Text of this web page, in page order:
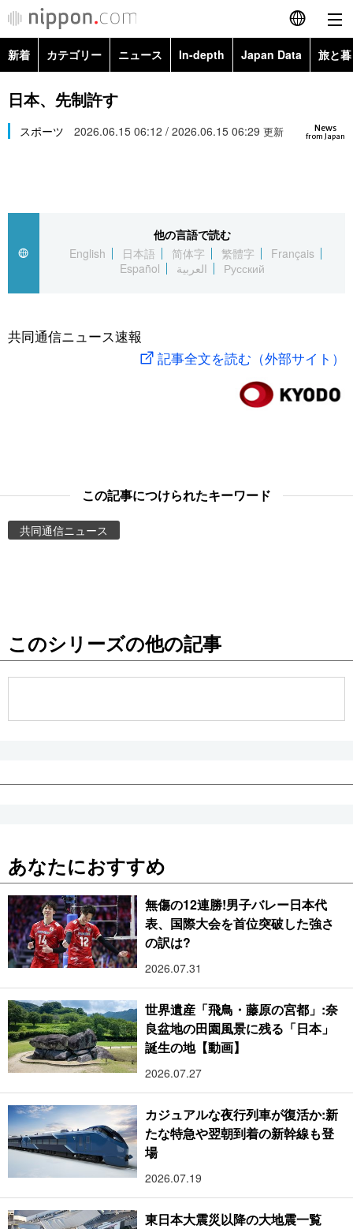
English
繁體字
العربية
社会
旅と暮らし
東京
新着 カテゴリー ニュース In-depth Japan Data 旅と
政治・外交
経済・ビジネス
社会
文化
科学・技術
暮らし
Images
お知らせ
日本、先制許す
News
from Japan
スポーツ 2026.06.15 06:12 / 2026.06.15 06:29 更新
他の言語で読む
English
日本語 简体字 繁體字
Français
Español
العربية Русский
共同通信ニュース速報
記事全文を読む（外部サイト）
この記事につけられたキーワード
共同通信ニュース
このシリーズの他の記事
あなたにおすすめ
無傷の12連勝!男子バレー日本代
表、国際大会を首位突破した強さ
の訳は?
2026.07.31
世界遺産「飛鳥・藤原の宮都」:奈
良盆地の田園風景に残る「日本」
誕生の地【動画】
2026.07.27
カジュアルな夜行列車が復活か:新
たな特急や翌朝到着の新幹線も登
場
2026.07.19
東日本大震災以降の大地震一覧